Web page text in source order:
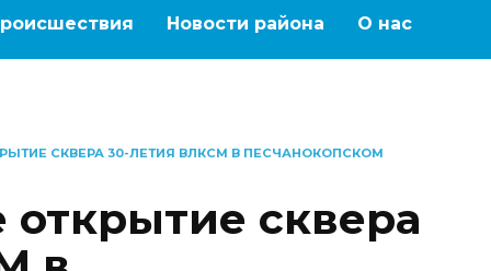
Новости района О нас
СКВЕРА 30-ЛЕТИЯ ВЛКСМ В ПЕСЧАНОКОПСКОМ
сквера